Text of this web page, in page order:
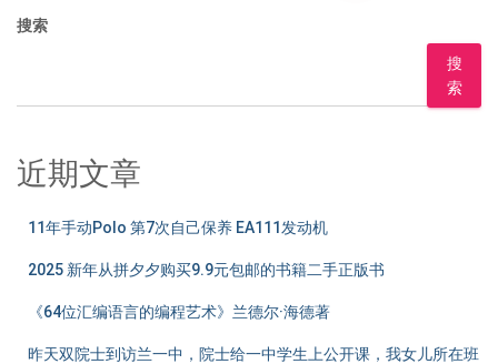
章
页
搜索
搜
索
近期文章
11年手动Polo 第7次自己保养 EA111发动机
2025 新年从拼夕夕购买9.9元包邮的书籍二手正版书
《64位汇编语言的编程艺术》兰德尔·海德著
昨天双院士到访兰一中，院士给一中学生上公开课，我女儿所在班